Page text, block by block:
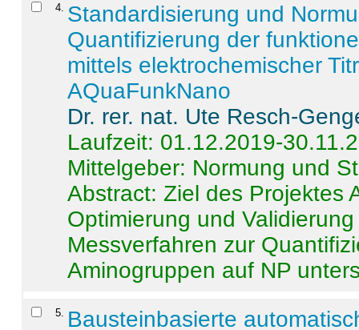
4 Standardisierung und
Quantifizierung der
mittels elektrochemischer
AQuaFunkNano
Dr. rer. nat. Ute Resch-
Laufzeit: 01.12.2019-
Mittelgeber: Normung und
Abstract:Ziel des Projektes
Optimierung und
Messverfahren zur
Aminogruppen auf NP
5
Bausteinbasierte